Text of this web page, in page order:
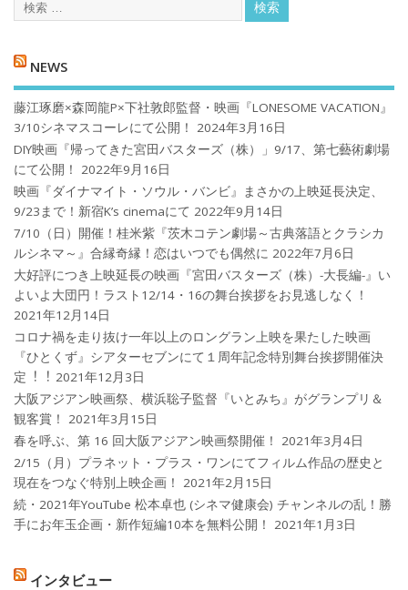
NEWS
藤江琢磨×森岡龍P×下社敦郎監督・映画『LONESOME VACATION』
3/10シネマスコーレにて公開！
2024年3月16日
DIY映画『帰ってきた宮田バスターズ（株）」9/17、第七藝術劇場
にて公開！
2022年9月16日
映画『ダイナマイト・ソウル・バンビ』まさかの上映延長決定、
9/23まで！新宿K’s cinemaにて 2022年9月14日
7/10（日）開催！桂米紫『茨木コテン劇場～古典落語とクラシカ
ルシネマ～』合縁奇縁！恋はいつでも偶然に 2022年7月6日
大好評につき上映延長の映画『宮田バスターズ（株）-大長編-』い
よいよ大団円！ラスト12/14・16の舞台挨拶をお見逃しなく！
2021年12月14日
コロナ禍を⾛り抜け⼀年以上のロングラン上映を果たした映画
『ひとくず』シアターセブンにて１周年記念特別舞台挨拶開催決
定︕︕ 2021年12月3日
大阪アジアン映画祭、横浜聡子監督『いとみち』がグランプリ＆
観客賞！
2021年3月15日
春を呼ぶ、第 16 回大阪アジアン映画祭開催！
2021年3月4日
2/15（月）プラネット・プラス・ワンにてフィルム作品の歴史と
現在をつなぐ特別上映企画！
2021年2月15日
続・2021年YouTube 松本卓也 (シネマ健康会) チャンネルの乱！勝
手にお年玉企画・新作短編10本を無料公開！
2021年1月3日
インタビュー